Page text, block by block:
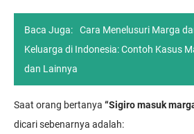
Baca Juga:
Cara Menelusuri Marga
Keluarga di Indonesia: Contoh Kasus
dan Lainnya
Saat orang bertanya “Sigiro masuk
dicari sebenarnya adalah: